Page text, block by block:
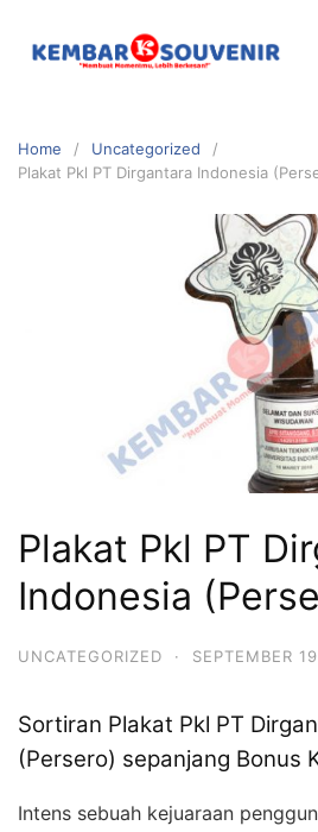
Home
Uncategorized
Plakat Pkl PT Dirgantara Indonesia
Plakat Pkl PT
Indonesia
UNCATEGORIZED · SEPTEMBER
Sortiran Plakat Pkl PT
(Persero) sepanjang Bonus
Intens sebuah kejuaraan